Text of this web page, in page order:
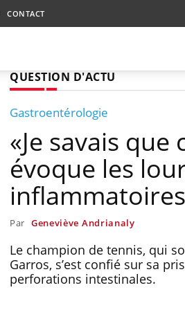
CONTACT
QUESTION D'ACTU
Gastroentérologie
«Je savais que
évoque les
inflammatoires
Par Geneviève Andrianaly
Le champion de tennis, qui
Garros, s’est confié sur sa
perforations intestinales.